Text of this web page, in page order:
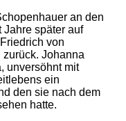
an den
Jahre später auf
von
Johanna
unversöhnt mit
ein
den sie nach dem
hatte.